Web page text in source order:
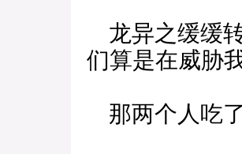
龙异之缓缓
们算是在威胁
那两个人吃